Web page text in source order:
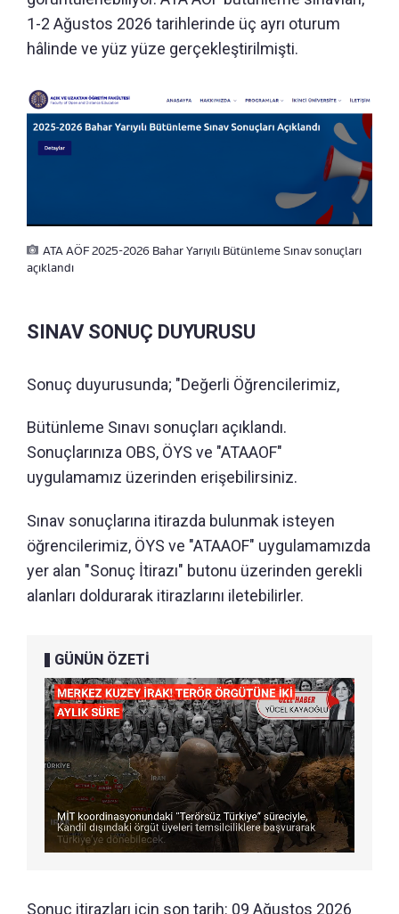
1-2 Ağustos 2026 tarihlerinde üç ayrı oturum
hâlinde ve yüz yüze gerçekleştirilmişti.
ATA AÖF 2025-2026 Bahar Yarıyılı Bütünleme Sınav sonuçları
açıklandı
SINAV SONUÇ DUYURUSU
Sonuç duyurusunda; "Değerli Öğrencilerimiz,
Bütünleme Sınavı sonuçları açıklandı.
Sonuçlarınıza OBS, ÖYS ve "ATAAOF"
uygulamamız üzerinden erişebilirsiniz.
Sınav sonuçlarına itirazda bulunmak isteyen
öğrencilerimiz, ÖYS ve "ATAAOF" uygulamamızda
yer alan "Sonuç İtirazı" butonu üzerinden gerekli
alanları doldurarak itirazlarını iletebilirler.
GÜNÜN ÖZETİ
Sonuç itirazları için son tarih: 09 Ağustos 2026